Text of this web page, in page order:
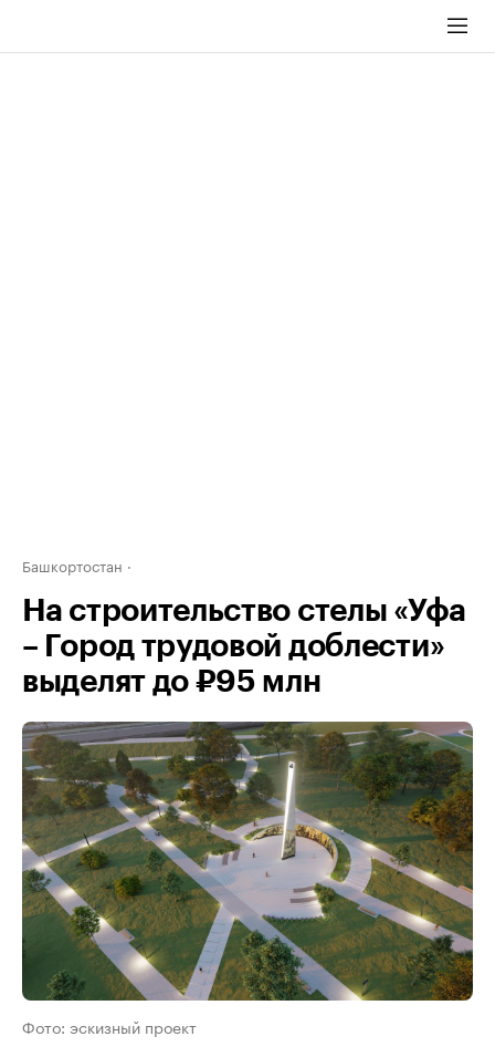
Башкортостан
На строительство стелы «Уфа
– Город трудовой доблести»
выделят до ₽95 млн
Фото: эскизный проект